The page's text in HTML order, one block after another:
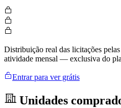
Distribuição real das licitações
atividade mensal — exclusiva do
Entrar para ver grátis
Unidades